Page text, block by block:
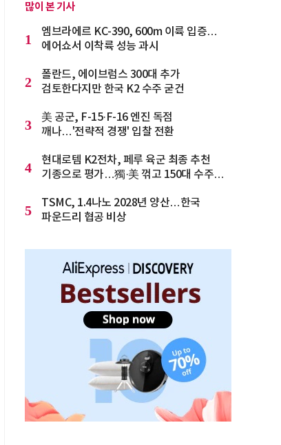
많이 본 기사
1
엠브라에르 KC-390, 600m 이륙 입증…
에어쇼서 이착륙 성능 과시
2
폴란드, 에이브럼스 300대 추가
검토한다지만 한국 K2 수주 굳건
3
美 공군, F-15·F-16 엔진 독점
깨나…'전략적 경쟁' 입찰 전환
4
현대로템 K2전차, 페루 육군 최종 추천
기종으로 평가…獨·美 꺾고 150대 수주
5
TSMC, 1.4나노 2028년 양산…한국
파운드리 협공 비상